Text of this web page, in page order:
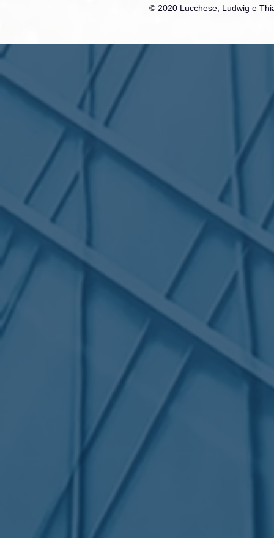
© 2020 Lucchese, Ludwig e